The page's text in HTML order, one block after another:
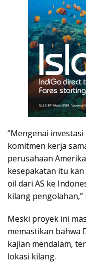
“Mengenai
komitmen kerja
perusahaan
kesepakatan itu
oil dari AS ke
kilang pengolahan,”
Meski proyek ini
memastikan bahwa
kajian mendalam,
lokasi kilang.